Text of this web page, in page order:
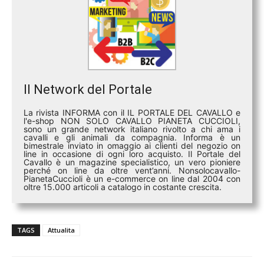
Il Network del Portale
La rivista INFORMA con il IL PORTALE DEL CAVALLO e
l'e-shop NON SOLO CAVALLO PIANETA CUCCIOLI,
sono un grande network italiano rivolto a chi ama i
cavalli e gli animali da compagnia. Informa è un
bimestrale inviato in omaggio ai clienti del negozio on
line in occasione di ogni loro acquisto. Il Portale del
Cavallo è un magazine specialistico, un vero pioniere
perché on line da oltre vent’anni. Nonsolocavallo-
PianetaCuccioli è un e-commerce on line dal 2004 con
oltre 15.000 articoli a catalogo in costante crescita.
TAGS Attualita